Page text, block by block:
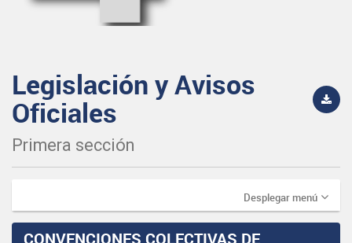
Legislación y Avisos
Oficiales
Primera sección
Desplegar menú
CONVENCIONES COLECTIVAS DE